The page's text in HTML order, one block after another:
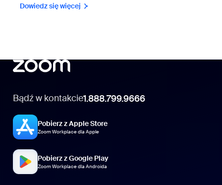
Dowiedz się więcej
Bądź w kontakcie1.888.799.9666
Pobierz z Apple Store
Zoom Workplace dla Apple
Pobierz z Google Play
Zoom Workplace dla Androida